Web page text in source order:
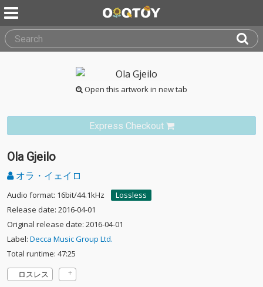
Open this artwork in new tab
Express Checkout
Ola Gjeilo
オラ・イェイロ
Audio format: 16bit/44.1kHz
Lossless
Release date: 2016-04-01
Original release date: 2016-04-01
Label: Decca Music Group Ltd.
Total runtime: 47:25
ロスレス